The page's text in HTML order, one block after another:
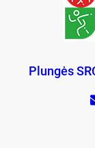
Plungės